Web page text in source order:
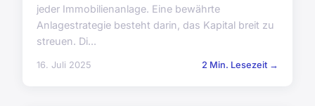
jeder Immobilienanlage. Eine bewährte
Anlagestrategie besteht darin, das Kapital breit zu
streuen. Di...
16. Juli 2025 2 Min. Lesezeit →